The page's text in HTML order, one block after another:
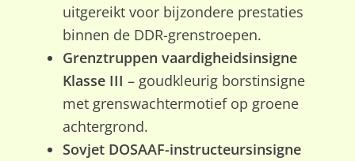
uitgereikt voor bijzondere prestaties
binnen de DDR-grenstroepen.
Grenztruppen vaardigheidsinsigne
Klasse III – goudkleurig borstinsigne
met grenswachtermotief op groene
achtergrond.
Sovjet DOSAAF-instructeursinsigne